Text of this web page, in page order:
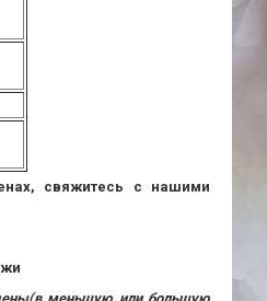
свяжитесь с нашими